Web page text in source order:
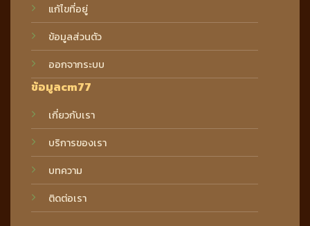
แก้ไขที่อยู่
ข้อมูลส่วนตัว
ออกจากระบบ
ข้อมูลcm77
เกี่ยวกับเรา
บริการของเรา
บทความ
ติดต่อเรา